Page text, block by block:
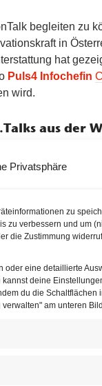
Privatsphäre
zu
zu verbessern und um
die Zustimmung
oder eine detaillierte
deine
du die Schaltflächen
am unteren
begleiten zu
in
hat
Puls4 Infochefin
wird.
aus der
gemeinsam mit
und
für den
ganz
die
Maria Rauch-
und
haben wir
bereits
vor den
dritte Innovation
für